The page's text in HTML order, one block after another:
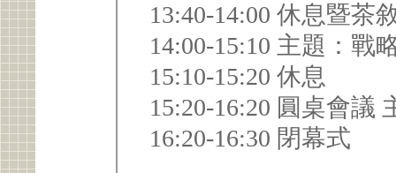
13:40-14:00 休息暨茶
14:00-15:10 主題：戰
15:10-15:20 休息
16:20-16:30 閉幕式